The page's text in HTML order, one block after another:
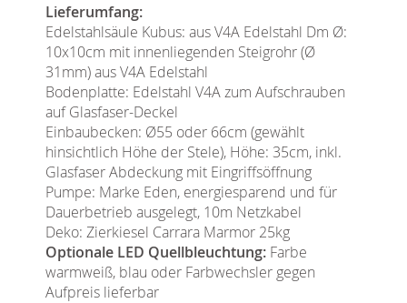
Lieferumfang:
Edelstahlsäule Kubus: aus V4A Edelstahl Dm Ø:
10x10cm mit innenliegenden Steigrohr (Ø
31mm) aus V4A Edelstahl
Bodenplatte: Edelstahl V4A zum Aufschrauben
auf Glasfaser-Deckel
Einbaubecken: Ø55 oder 66cm (gewählt
hinsichtlich Höhe der Stele), Höhe: 35cm, inkl.
Glasfaser Abdeckung mit Eingriffsöffnung
Pumpe: Marke Eden, energiesparend und für
Dauerbetrieb ausgelegt, 10m Netzkabel
Deko: Zierkiesel Carrara Marmor 25kg
Optionale LED Quellbleuchtung: Farbe
warmweiß, blau oder Farbwechsler gegen
Aufpreis lieferbar